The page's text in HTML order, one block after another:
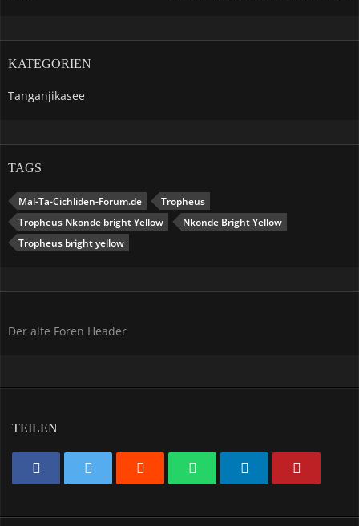
KATEGORIEN
Tanganjikasee
TAGS
Mal-Ta-Cichliden-Forum.de
Tropheus
Tropheus Nkonde bright Yellow
Nkonde Bright Yellow
Tropheus bright yellow
Der alte Foren Header
TEILEN